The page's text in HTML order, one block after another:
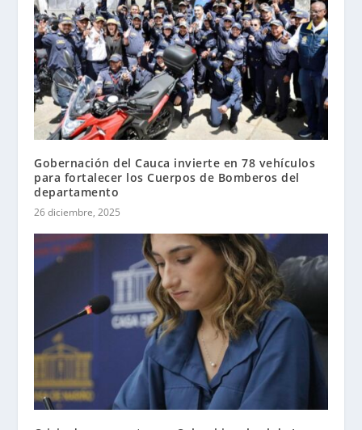
Gobernación del Cauca invierte en 78 vehículos
para fortalecer los Cuerpos de Bomberos del
departamento
26 diciembre, 2025